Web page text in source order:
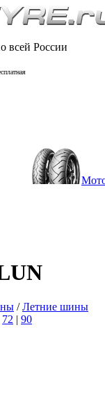
всей России
/Летние шины
72 | 90